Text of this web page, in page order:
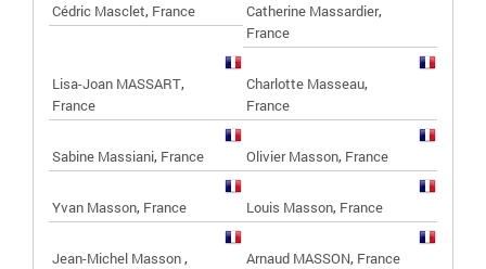
Cédric Masclet, France Catherine Massardier,
France
Lisa-Joan MASSART,
France
Charlotte Masseau,
France
Sabine Massiani, France Olivier Masson, France
Yvan Masson, France Louis Masson, France
Jean-Michel Masson, Arnaud MASSON, France